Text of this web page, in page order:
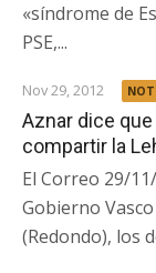
«síndrome de
PSE,...
Nov 29, 2012
Aznar dice
compartir la
El Correo 29/
Gobierno
(Redondo), los